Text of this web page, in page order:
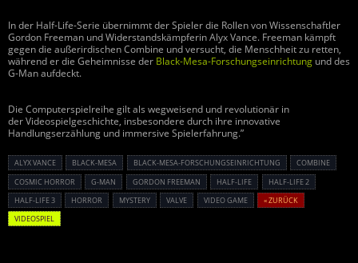
In der Half-Life-Serie übernimmt der Spieler die Rollen von Wissenschaftler
Gordon Freeman und Widerstandskämpferin Alyx Vance. Freeman kämpft
gegen die außerirdischen Combine und versucht, die Menschheit zu retten,
während er die Geheimnisse der Black-Mesa-Forschungseinrichtung und des
G-Man aufdeckt.
Die Computerspielreihe gilt als wegweisend und revolutionär in
der Videospielgeschichte, insbesondere durch ihre innovative
Handlungserzählung und immersive Spielerfahrung.”
ALYX VANCE BLACK-MESA BLACK-MESA-FORSCHUNGSEINRICHTUNG
COMBINE
COSMIC HORROR
G-MAN GORDON FREEMAN HALF-LIFE
HALF-LIFE 2
HALF-LIFE 3
HORROR MYSTERY VALVE VIDEO GAME
« ZURÜCK
VIDEOSPIEL